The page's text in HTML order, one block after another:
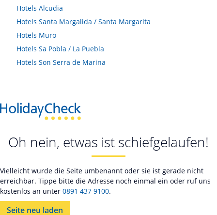
Hotels Alcudia
Hotels Santa Margalida / Santa Margarita
Hotels Muro
Hotels Sa Pobla / La Puebla
Hotels Son Serra de Marina
Oh nein, etwas ist schiefgelaufen!
Vielleicht wurde die Seite umbenannt oder sie ist gerade nicht
erreichbar. Tippe bitte die Adresse noch einmal ein oder ruf uns
kostenlos an unter 0891 437 9100.
Seite neu laden